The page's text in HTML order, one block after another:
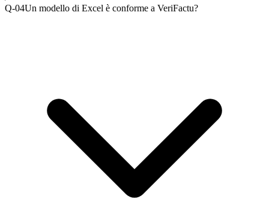
Q-04Un modello di Excel è conforme a VeriFactu?